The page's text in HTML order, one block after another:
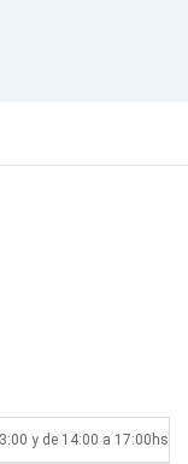
y de 14:00 a 17:00hs